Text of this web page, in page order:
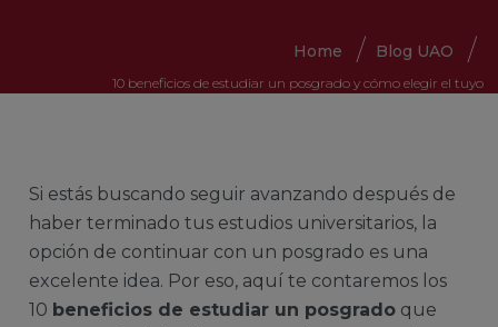
Home Blog UAO
10 beneficios de estudiar un posgrado y cómo elegir el tuyo
Si estás buscando seguir avanzando después de
haber terminado tus estudios universitarios, la
opción de continuar con un posgrado es una
excelente idea. Por eso, aquí te contaremos los
10 beneficios de estudiar un posgrado que